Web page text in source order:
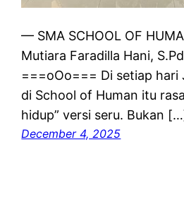
— SMA SCHOOL OF
Mutiara Faradilla Hani,
===oOo=== Di setiap hari
di School of Human itu
hidup” versi seru. Bukan
December 4, 2025